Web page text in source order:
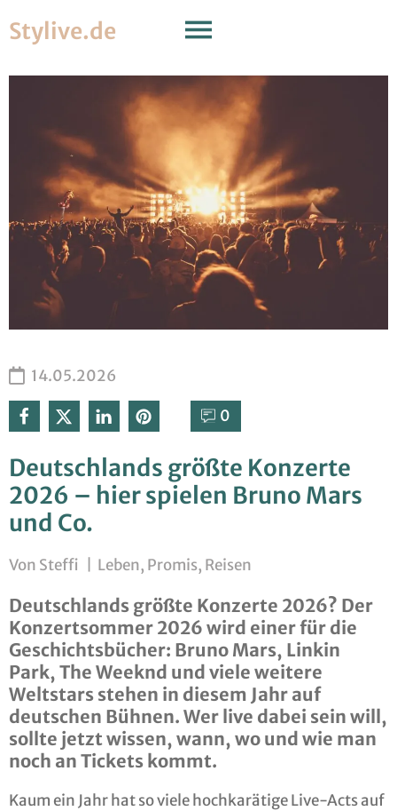
Stylive.de
14.05.2026
0⁣
Deutschlands größte Konzerte
2026 – hier spielen Bruno Mars
und Co.
Von Steffi Leben, Promis, Reisen
Deutschlands größte Konzerte 2026? Der
Konzertsommer 2026 wird einer für die
Geschichtsbücher: Bruno Mars, Linkin
Park, The Weeknd und viele weitere
Weltstars stehen in diesem Jahr auf
deutschen Bühnen. Wer live dabei sein will,
sollte jetzt wissen, wann, wo und wie man
noch an Tickets kommt.
Kaum ein Jahr hat so viele hochkarätige Live-Acts auf